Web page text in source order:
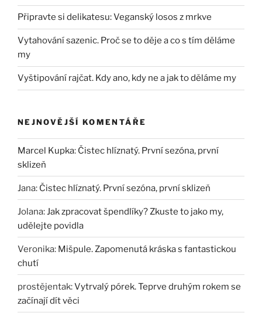
Připravte si delikatesu: Veganský losos z mrkve
Vytahování sazenic. Proč se to děje a co s tím děláme
my
Vyštipování rajčat. Kdy ano, kdy ne a jak to děláme my
NEJNOVĚJŠÍ KOMENTÁŘE
Marcel Kupka: Čistec hlíznatý. První sezóna, první
sklizeň
Jana: Čistec hlíznatý. První sezóna, první sklizeň
Jolana:Jak zpracovat špendlíky? Zkuste to jako my,
udělejte povidla
Veronika: Mišpule. Zapomenutá kráska s fantastickou
chutí
prostějentak:Vytrvalý pórek. Teprve druhým rokem se
začínají dít věci